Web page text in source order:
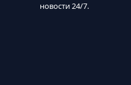
новости 24/7.